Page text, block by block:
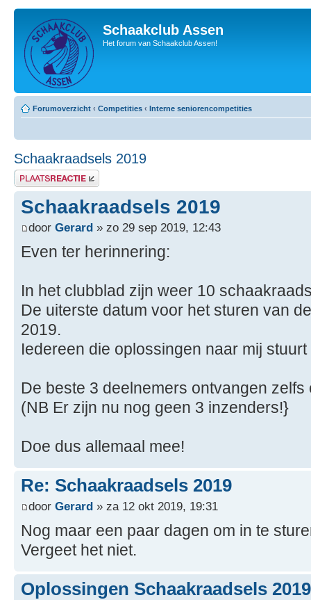
Schaakclub Assen
Het forum van Schaakclub Assen!
Forumoverzicht ‹ Competities ‹ Interne seniorencompetities
Schaakraadsels 2019
Plaats een reactie
Schaakraadsels 2019
door Gerard » zo 29 sep 2019, 12:43
Even ter herinnering:
In het clubblad zijn weer 10
De uiterste datum voor het sturen van
2019.
Iedereen die oplossingen naar mij
De beste 3 deelnemers ontvangen
(NB Er zijn nu nog geen 3 inzenders!}
Doe dus allemaal mee!
Re: Schaakraadsels 2019
door Gerard » za 12 okt 2019, 19:31
Nog maar een paar dagen om in te
Vergeet het niet.
Oplossingen Schaakraadsels